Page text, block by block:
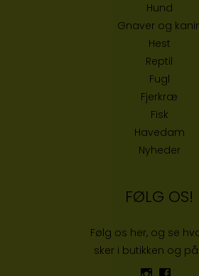
Hund
Gnaver og
Hest
Reptil
Fugl
Fjerkræ
Fisk
Havedam
Nyheder
FØLG OS!
Følg os her, og se
sker i butikken og